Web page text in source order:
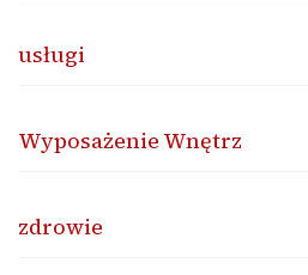
usługi
Wyposażenie Wnętrz
zdrowie